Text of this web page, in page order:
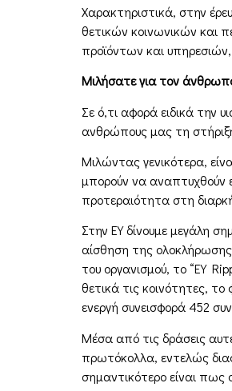
Χαρακτηριστικά, στην
θετικών κοινωνικών και
προϊόντων και
Μιλήσατε για τον
Σε ό,τι αφορά ειδικά την
ανθρώπους µας τη
Μιλώντας γενικότερα,
µπορούν να αναπτυχθούν
προτεραιότητα στη
Στην ΕΥ δίνουµε µεγάλη
αίσθηση της
του οργανισµού, το “EY
θετικά τις κοινότητες,
ενεργή συνεισφορά 452
Μέσα από τις δράσεις
πρωτόκολλα, εντελώς
σηµαντικότερο είναι πως